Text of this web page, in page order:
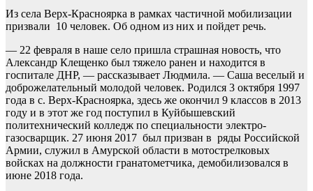
Из села Верх-Красноярка в рамках частичной мобилизации
призвали 10 человек. Об одном из них и пойдет речь.
— 22 февраля в наше село пришла страшная новость, что
Александр Клещенко был тяжело ранен и находится в
госпитале ДНР, — рассказывает Людмила. — Саша веселый и
доброжелательный молодой человек. Родился 3 октября 1997
года в с. Верх-Красноярка, здесь же окончил 9 классов в 2013
году и в этот же год поступил в Куйбышевский
политехнический колледж по специальности электро-
газосварщик. 27 июня 2017 был призван в ряды Российской
Армии, служил в Амурской области в мотострелковых
войсках на должности гранатометчика, демобилизовался в
июне 2018 года.